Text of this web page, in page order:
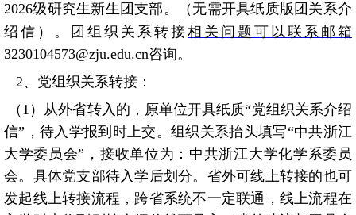
2026级研究生新生团支部。（无需开具纸质版团关系介
绍信）。团组织关系转接相关问题可以联系邮箱
3230104573@zju.edu.cn咨询。
2、党组织关系转接：
（ 1 ）从外省转入的，原单位开具纸质“党组织关系介绍
信”，待入学报到时上交。组织关系抬头填写“中共浙江
大学委员会”，接收单位为：中共浙江大学化学系委员
会。具体党支部待入学后划分。省外可线上转接的也可
发起线上转接流程，跨省系统不一定联通，线上流程在